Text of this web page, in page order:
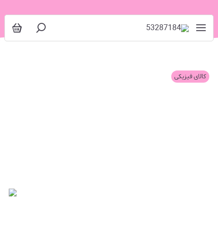
کالای فیزیکی